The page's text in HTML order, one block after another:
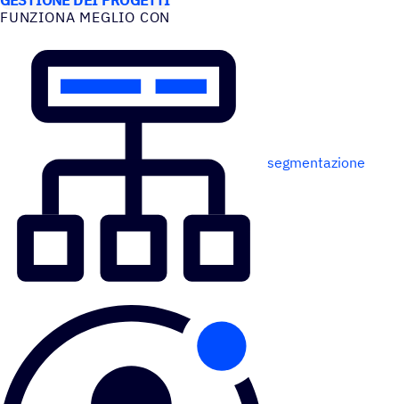
FUNZIONA MEGLIO CON
segmentazione